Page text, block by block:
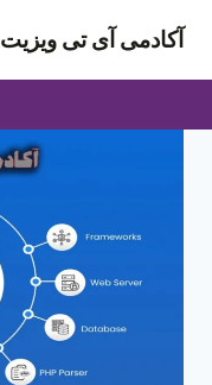
محتوا
آکادمی آی تی ویزیت